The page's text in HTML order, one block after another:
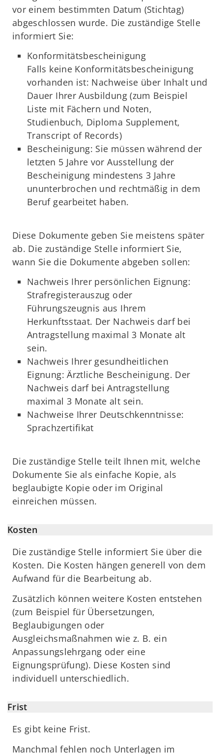
vor einem bestimmten Datum (Stichtag)
abgeschlossen wurde. Die zuständige Stelle
informiert Sie:
Konformitätsbescheinigung
Falls keine Konformitätsbescheinigung
vorhanden ist: Nachweise über Inhalt und
Dauer Ihrer Ausbildung (zum Beispiel
Liste mit Fächern und Noten,
Studienbuch, Diploma Supplement,
Transcript of Records)
Bescheinigung: Sie müssen während der
letzten 5 Jahre vor Ausstellung der
Bescheinigung mindestens 3 Jahre
ununterbrochen und rechtmäßig in dem
Beruf gearbeitet haben.
Diese Dokumente geben Sie meistens später
ab. Die zuständige Stelle informiert Sie,
wann Sie die Dokumente abgeben sollen:
Nachweis Ihrer persönlichen Eignung:
Strafregisterauszug oder
Führungszeugnis aus Ihrem
Herkunftsstaat. Der Nachweis darf bei
Antragstellung maximal 3 Monate alt
sein.
Nachweis Ihrer gesundheitlichen
Eignung: Ärztliche Bescheinigung. Der
Nachweis darf bei Antragstellung
maximal 3 Monate alt sein.
Nachweise Ihrer Deutschkenntnisse:
Sprachzertifikat
Die zuständige Stelle teilt Ihnen mit, welche
Dokumente Sie als einfache Kopie, als
beglaubigte Kopie oder im Original
einreichen müssen.
Kosten
Die zuständige Stelle informiert Sie über die
Kosten. Die Kosten hängen generell von dem
Aufwand für die Bearbeitung ab.
Zusätzlich können weitere Kosten entstehen
(zum Beispiel für Übersetzungen,
Beglaubigungen oder
Ausgleichsmaßnahmen wie z. B. ein
Anpassungslehrgang oder eine
Eignungsprüfung). Diese Kosten sind
individuell unterschiedlich.
Frist
Es gibt keine Frist.
Manchmal fehlen noch Unterlagen im